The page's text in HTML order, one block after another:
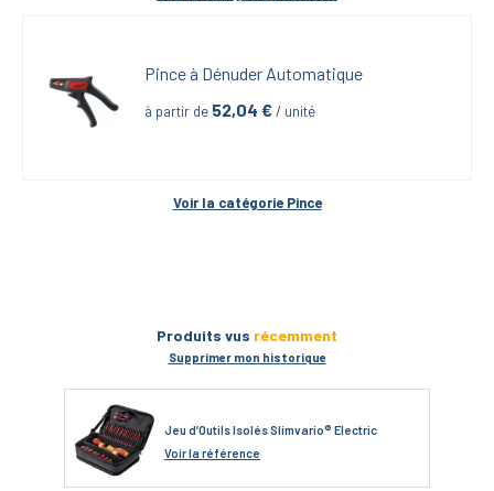
Pince à Dénuder Automatique
à partir de 52,04 € / unité
Voir la catégorie Pince
Produits vus récemment
Supprimer mon historique
Jeu d’Outils Isolés Slimvario® Electric
Voirla référence